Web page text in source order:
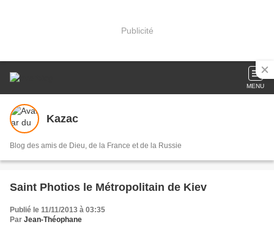
Publicité
MENU
Kazac
Blog des amis de Dieu, de la France et de la Russie
Saint Photios le Métropolitain de Kiev
Publié le 11/11/2013 à 03:35
Par Jean-Théophane